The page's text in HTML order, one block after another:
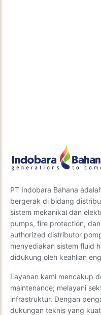
PT Indobara Bahana
bergerak di bidang
sistem mekanikal dan
pumps, fire protection,
authorized distributor
menyediakan sistem fluid
didukung oleh keahlian
Layanan kami mencakup
maintenance; melayani
infrastruktur. Dengan
dukungan teknis yang